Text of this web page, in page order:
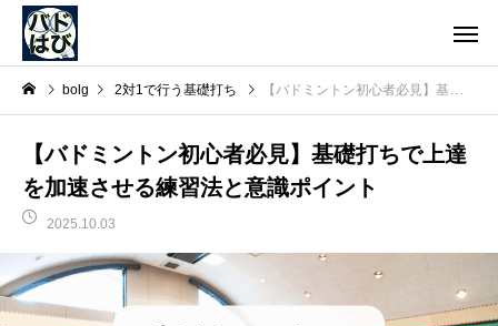
bolg 2対1で行う基礎打ち 【バドミントン初心者必見】基礎打ちで上達を加速させる練習法と意識ポイント
【バドミントン初心者必見】基礎打ちで上達
を加速させる練習法と意識ポイント
2025.10.03